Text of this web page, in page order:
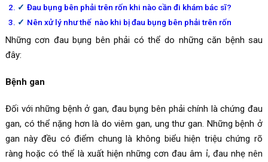
Đau bụng bên phải trên rốn khi nào cần đi khám bác sĩ?
Nên xử lý như thế nào khi bị đau bụng bên phải trên rốn
Những cơn đau bụng bên phải có thể do những căn bệnh sau
đây:
Bệnh gan
Đối với những bệnh ở gan, đau bụng bên phải chính là chứng đau
gan, có thể nặng hơn là do viêm gan, ung thư gan. Những bệnh ở
gan này đều có điểm chung là không biểu hiện triệu chứng rõ
ràng hoặc có thể là xuất hiện những cơn đau âm ỉ, đau nhẹ nên